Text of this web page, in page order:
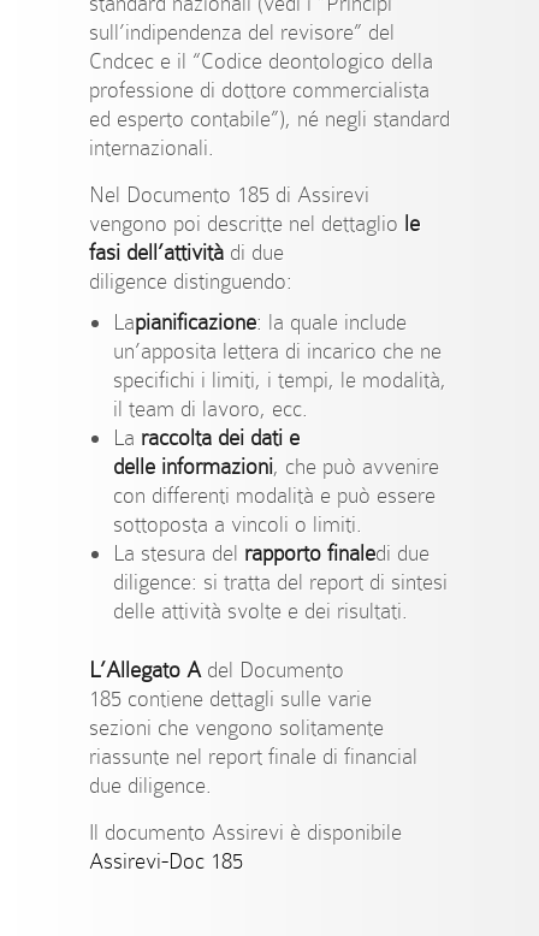
sull’indipendenza del revisore” del
Cndcec e il “Codice deontologico della
professione di dottore commercialista
ed esperto contabile”), né negli standard
internazionali.
Nel Documento 185 di Assirevi
vengono poi descritte nel dettaglio le
fasi dell’attività di due
diligence distinguendo:
Lapianificazione: la quale include
un’apposita lettera di incarico che ne
specifichi i limiti, i tempi, le modalità,
il team di lavoro, ecc.
La raccolta dei dati e
delle informazioni, che può avvenire
con differenti modalità e può essere
sottoposta a vincoli o limiti.
La stesura del rapporto finaledi due
diligence: si tratta del report di sintesi
delle attività svolte e dei risultati.
L’Allegato A del Documento
185 contiene dettagli sulle varie
sezioni che vengono solitamente
riassunte nel report finale di financial
due diligence.
Il documento Assirevi è disponibile
Assirevi-Doc 185